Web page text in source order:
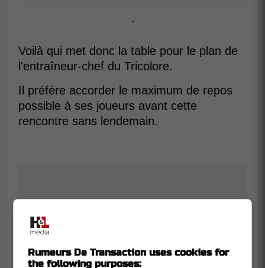
-
Voilà qui met donc la table pour le plan de
l'entraîneur-chef du Tricolore.
Il préfère accorder le maximum de repos
possible à ses joueurs avant cette
rencontre sans lendemain.
Rumeurs De Transaction uses cookies for
the following purposes: